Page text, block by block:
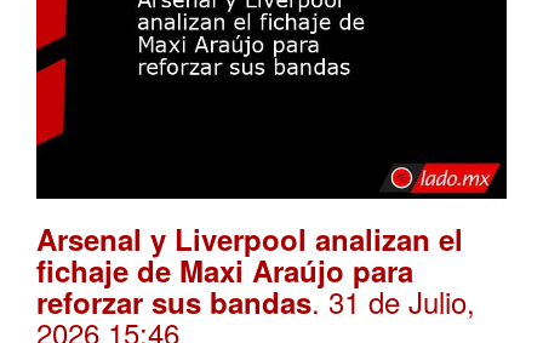
Arsenal y Liverpool analizan el
fichaje de Maxi Araújo para
reforzar sus bandas. 31 de Julio,
2026 15:46